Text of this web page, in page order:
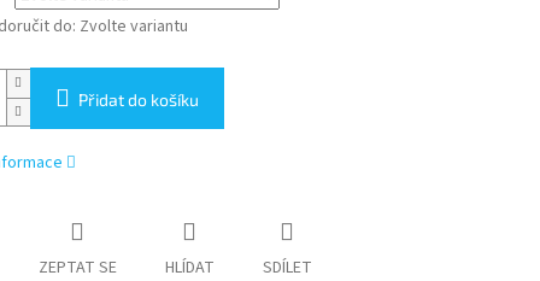
do: Zvolte variantu
Přidat do košíku
ZEPTAT SE HLÍDAT SDÍLET